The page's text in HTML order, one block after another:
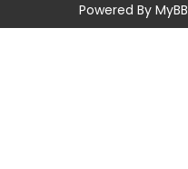
Powered By MyBB